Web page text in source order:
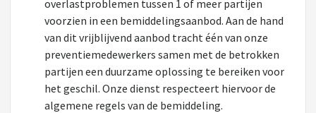
overlastproblemen tussen 1 of meer partijen
voorzien in een bemiddelingsaanbod. Aan de hand
van dit vrijblijvend aanbod tracht één van onze
preventiemedewerkers samen met de betrokken
partijen een duurzame oplossing te bereiken voor
het geschil. Onze dienst respecteert hiervoor de
algemene regels van de bemiddeling.